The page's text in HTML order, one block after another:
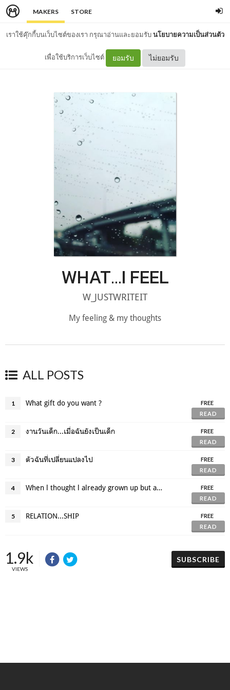
MAKERS STORE
เราใช้คุ๊กกี้บนเว็บไซต์ของเรา กรุณาอ่านและยอมรับนโยบายความเป็นส่วนตัว
เพื่อใช้บริการเว็บไซต์ ยอมรับ ไม่ยอมรับ
WHAT...I FEEL
W_JUSTWRITEIT
My feeling & my thoughts
ALL POSTS
1 What gift do you want ?
FREE
READ
2 งานวันเด็ก...เมื่อฉันยังเป็นเด็ก
FREE
READ
3 ตัวฉันที่เปลี่ยนแปลงไป
FREE
READ
4 When l thought l already grown up but actually it's not true
FREE
READ
5 RELATION...SHIP
FREE
READ
1.9k
VIEWS
SUBSCRIBE